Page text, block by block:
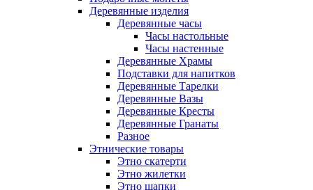
Деревянные изделия
Деревянные часы
Часы настольные
Часы настенные
Деревянные Храмы
Подставки для напитков
Деревянные Тарелки
Деревянные Вазы
Деревянные Кресты
Деревянные Гранаты
Разное
Этнические товары
Этно скатерти
Этно жилетки
Этно шапки